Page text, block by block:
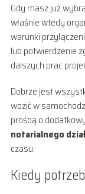
Gdy masz już
właśnie wtedy
warunki
lub potwierdzenie
dalszych prac
Dobrze jest
wozić w
prośbą o
notarialnego
czasu.
Kiedy